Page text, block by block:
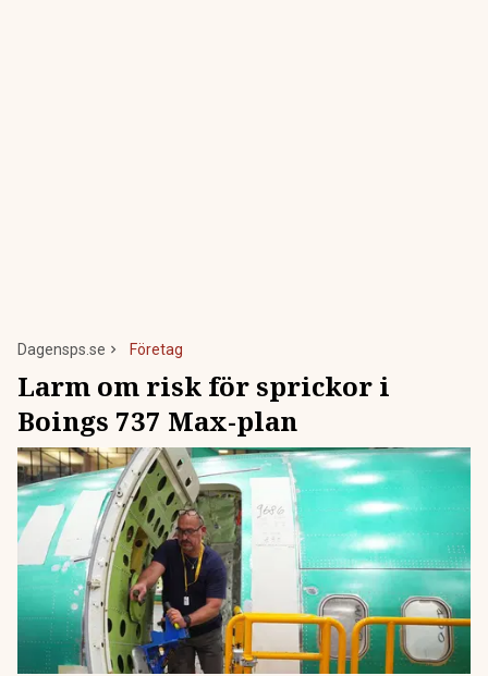
Dagensps.se Företag
Larm om risk för sprickor i
Boings 737 Max-plan